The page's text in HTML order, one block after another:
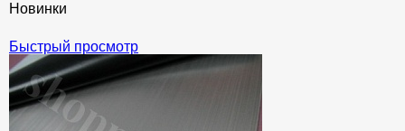
Новинки
Быстрый просмотр